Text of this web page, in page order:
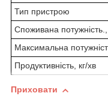
Тип пристрою
Споживана
Максимальна
Продуктивність, кг/хв
Приховати